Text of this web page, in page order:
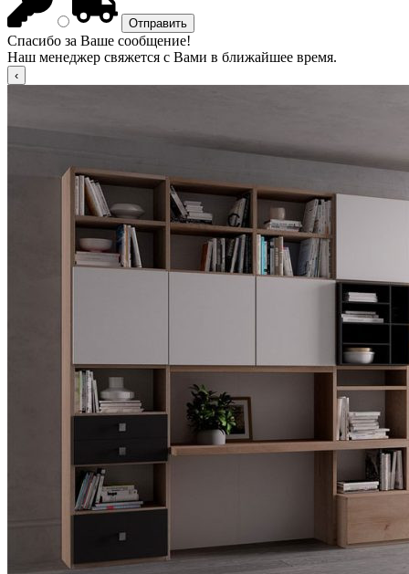
Спасибо за Ваше сообщение!
Наш менеджер свяжется с Вами в ближайшее время.